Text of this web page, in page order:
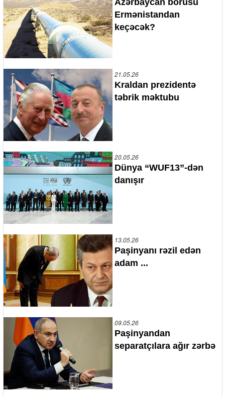
Ermənistandan
keçəcək?
21.05.26
Kraldan prezidentə
təbrik məktubu
20.05.26
Dünya “WUF13”-dən
danışır
13.05.26
Paşinyanı rəzil edən
adam ...
09.05.26
Paşinyandan
separatçılara ağır zərbə